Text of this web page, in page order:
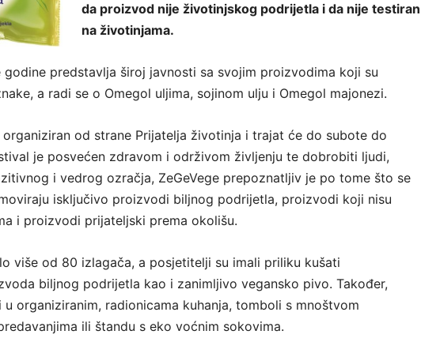
da proizvod nije životinjskog podrijetla i da nije testiran
na životinjama.
godine predstavlja široj javnosti sa svojim proizvodima koji su
a radi se o Omegol uljima, sojinom ulju i Omegol majonezi.
organiziran od strane Prijatelja životinja i trajat će do subote do
je posvećen zdravom i održivom življenju te dobrobiti ljudi,
i vedrog ozračja, ZeGeVege prepoznatljiv je po tome što se
isključivo proizvodi biljnog podrijetla, proizvodi koji nisu
i proizvodi prijateljski prema okolišu.
više od 80 izlagača, a posjetitelji su imali priliku kušati
biljnog podrijetla kao i zanimljivo vegansko pivo. Također,
organiziranim, radionicama kuhanja, tomboli s mnoštvom
ili štandu s eko voćnim sokovima.